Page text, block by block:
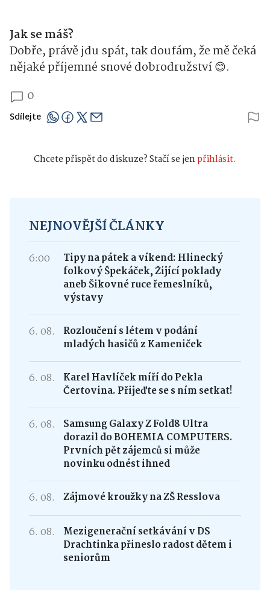
Jak se máš?
Dobře, právě jdu spát, tak doufám, že mě čeká
nějaké příjemné snové dobrodružství😊.
0
Sdílejte
Chcete přispět do diskuze? Stačí se jenpřihlásit.
NEJNOVĚJŠÍ ČLÁNKY
6:00
Tipy na pátek a víkend: Hlinecký
folkový Špekáček, Žijící poklady
aneb Šikovné ruce řemeslníků,
výstavy
6. 08.
Rozloučení s létem v podání
mladých hasičů z Kameniček
6. 08.
Karel Havlíček míří do Pekla
Čertovina. Přijeďte se s ním setkat!
6. 08.
Samsung Galaxy Z Fold8 Ultra
dorazil do BOHEMIA COMPUTERS.
Prvních pět zájemců si může
novinku odnést ihned
6. 08. Zájmové kroužky na ZŠ Resslova
6. 08.
Mezigenerační setkávání v DS
Drachtinka přineslo radost dětem i
seniorům